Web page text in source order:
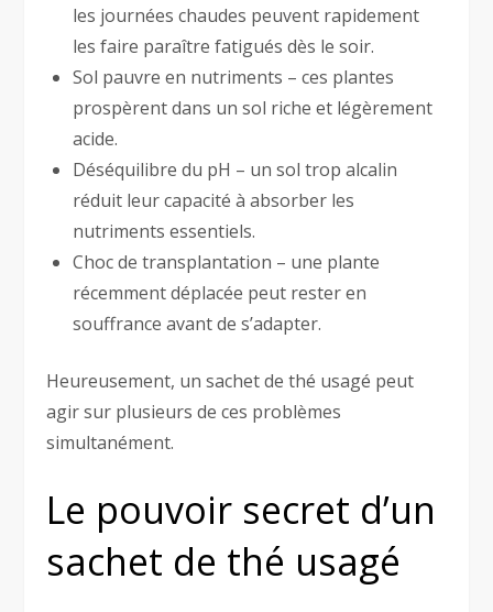
les journées chaudes peuvent rapidement
les faire paraître fatigués dès le soir.
Sol pauvre en nutriments – ces plantes
prospèrent dans un sol riche et légèrement
acide.
Déséquilibre du pH – un sol trop alcalin
réduit leur capacité à absorber les
nutriments essentiels.
Choc de transplantation – une plante
récemment déplacée peut rester en
souffrance avant de s’adapter.
Heureusement, un sachet de thé usagé peut
agir sur plusieurs de ces problèmes
simultanément.
Le pouvoir secret d’un
sachet de thé usagé